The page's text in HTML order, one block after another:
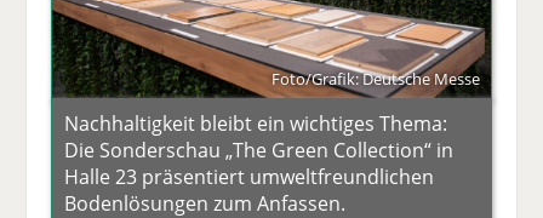
Foto/Grafik: Deutsche Messe
Nachhaltigkeit bleibt ein wichtiges Thema:
Die Sonderschau „The Green Collection“ in
Halle 23 präsentiert umweltfreundlichen
Bodenlösungen zum Anfassen.